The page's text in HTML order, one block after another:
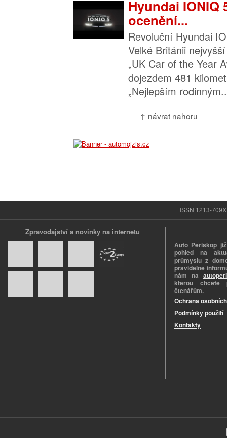
Hyundai IONIQ
ocenění...
Revoluční Hyundai
Velké Británii
„UK Car of the Year
dojezdem 481
„Nejlepším
↑ návrat nahoru
ISSN 1213-
Zpravodajství a novinky na internetu
Auto Periskop
pohled na
průmyslu z
pravidelně
nám na
kterou chcete
čtenářům.
Ochrana
Podmínky použití
Kontakty